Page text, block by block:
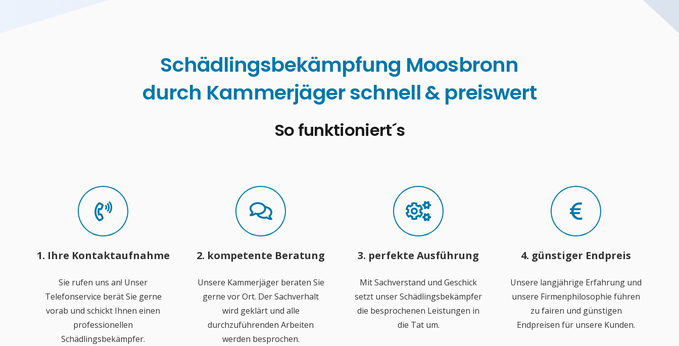
Schädlingsbekämpfung Moosbronn
durch Kammerjäger schnell & preiswert
So funktioniert´s
1. Ihre Kontaktaufnahme
Sie rufen uns an! Unser
Telefonservice berät Sie gerne
vorab und schickt Ihnen einen
professionellen
Schädlingsbekämpfer.
2. kompetente Beratung
Unsere Kammerjäger beraten Sie
gerne vor Ort. Der Sachverhalt
wird geklärt und alle
durchzuführenden Arbeiten
werden besprochen.
3. perfekte Ausführung
Mit Sachverstand und Geschick
setzt unser Schädlingsbekämpfer
die besprochenen Leistungen in
die Tat um.
4. günstiger Endpreis
Unsere langjährige Erfahrung und
unsere Firmenphilosophie führen
zu fairen und günstigen
Endpreisen für unsere Kunden.